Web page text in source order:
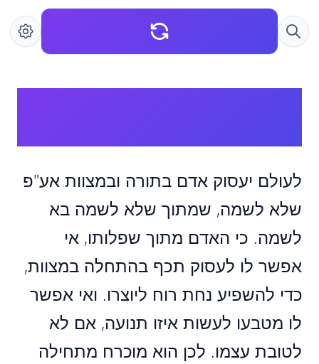
לעולם יעסוק אדם בתורה ובמצוות אע"פ
שלא לשמה, שמתוך שלא לשמה בא
לשמה. כי האדם מתוך שפלותו, אי
אפשר לו לעסוק תכף בהתחלה במצוות,
כדי להשפיע נחת רוח ליוצרו. ואי אפשר
לו מטבעו לעשות איזו תנועה, אם לא
לטובת עצמו. לכן הוא מוכרח מתחילה